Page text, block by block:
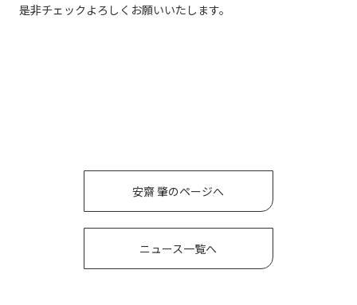
是非チェックよろしくお願いいたします。
安齋 肇のページへ
ニュース一覧へ